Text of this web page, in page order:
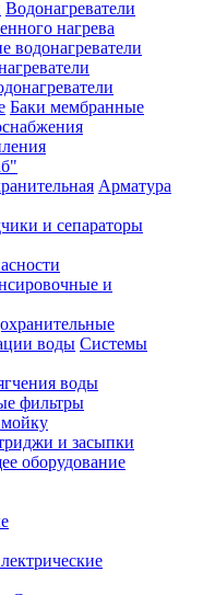
Водонагреватели
нагрева
водонагреватели
Баки мембранные
Арматура
и сепараторы
и
Системы
воды
фильтры
и засыпки
оборудование